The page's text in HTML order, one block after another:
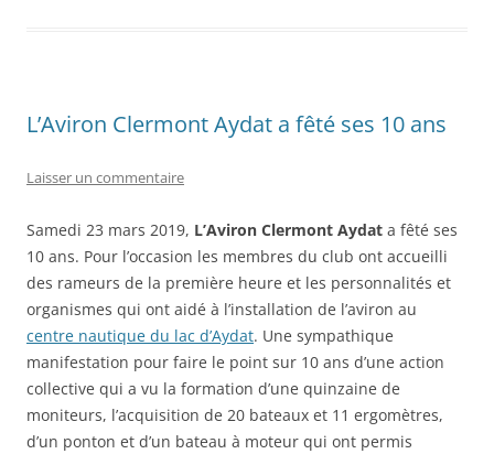
L’Aviron Clermont Aydat a fêté ses 10 ans
Laisser un commentaire
Samedi 23 mars 2019, L’Aviron Clermont Aydat a fêté ses
10 ans. Pour l’occasion les membres du club ont accueilli
des rameurs de la première heure et les personnalités et
organismes qui ont aidé à l’installation de l’aviron au
centre nautique du lac d’Aydat. Une sympathique
manifestation pour faire le point sur 10 ans d’une action
collective qui a vu la formation d’une quinzaine de
moniteurs, l’acquisition de 20 bateaux et 11 ergomètres,
d’un ponton et d’un bateau à moteur qui ont permis